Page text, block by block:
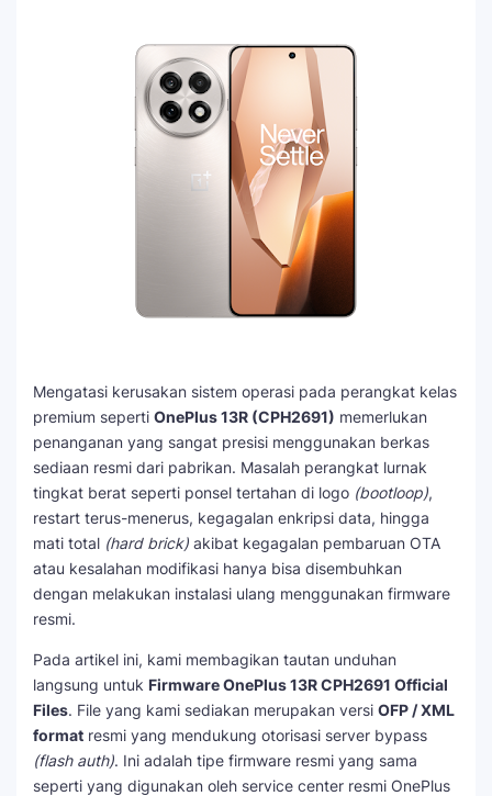
Mengatasi kerusakan sistem operasi pada perangkat kelas
premium seperti OnePlus 13R (CPH2691) memerlukan
penanganan yang sangat presisi menggunakan berkas
sediaan resmi dari pabrikan. Masalah perangkat lurnak
tingkat berat seperti ponsel tertahan di logo (bootloop),
restart terus-menerus, kegagalan enkripsi data, hingga
mati total (hard brick) akibat kegagalan pembaruan OTA
atau kesalahan modifikasi hanya bisa disembuhkan
dengan melakukan instalasi ulang menggunakan firmware
resmi.
Pada artikel ini, kami membagikan tautan unduhan
langsung untuk Firmware OnePlus 13R CPH2691 Official
Files. File yang kami sediakan merupakan versi OFP / XML
format resmi yang mendukung otorisasi server bypass
(flash auth). Ini adalah tipe firmware resmi yang sama
seperti yang digunakan oleh service center resmi OnePlus